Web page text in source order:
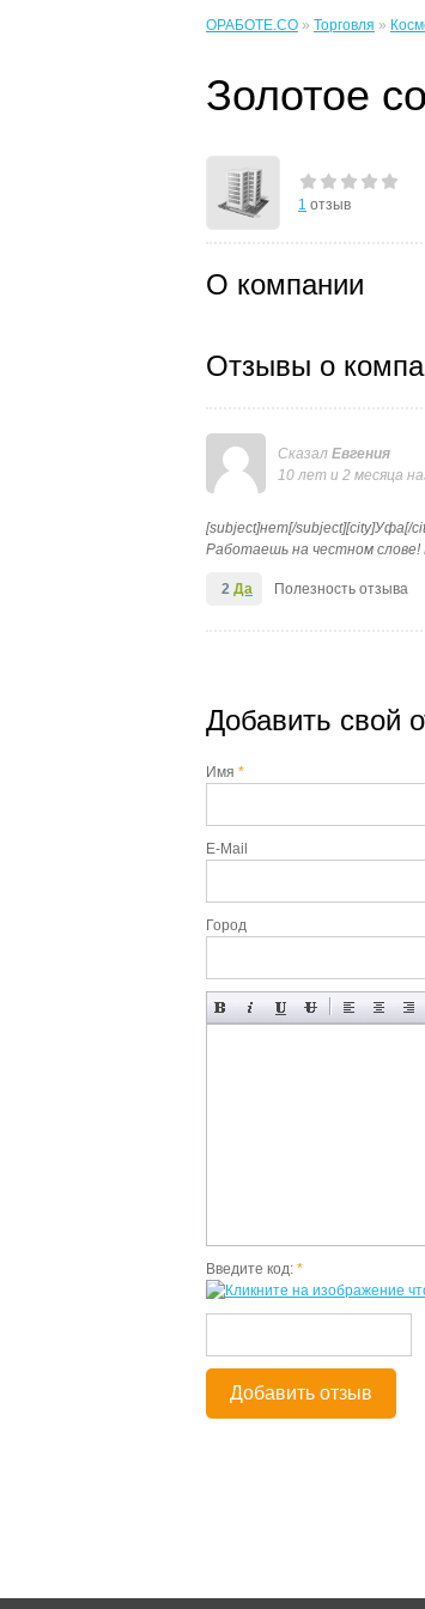
ОРАБОТЕ.CO » Торговля »
Золотое
1 отзыв
О компании
Отзывы о
Сказал Евгения
10 лет и 2 месяца
[subject]нет[/
Работаешь на честном
Полезность отзыва
2 Да
Добавить свой
Имя *
E-Mail
Город
Введите код: *
Добавить отзыв